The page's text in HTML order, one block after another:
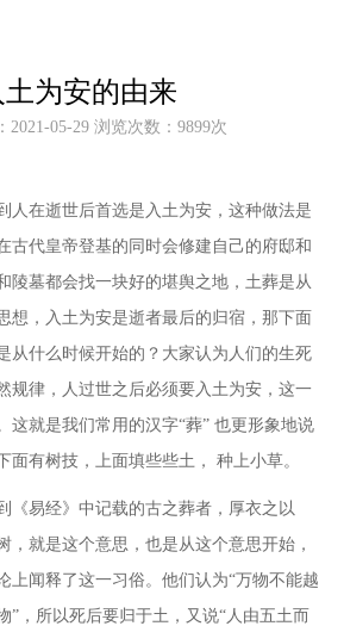
土为安的由来
2021-05-29 浏览次数：9899次
人在逝世后首选是入土为安，这种做法是
古代皇帝登基的同时会修建自己的府邸和
陵墓都会找一块好的堪舆之地，土葬是从
想，入土为安是逝者最后的归宿，那下面
从什么时候开始的？大家认为人们的生死
规律，人过世之后必须要入土为安，这一
这就是我们常用的汉字“葬” 也更形象地说
面有树技，上面填些些土， 种上小草。
《易经》中记载的古之葬者，厚衣之以
，就是这个意思，也是从这个意思开始，
上闻释了这一习俗。他们认为“万物不能越
”，所以死后要归于土，又说“人由五土而